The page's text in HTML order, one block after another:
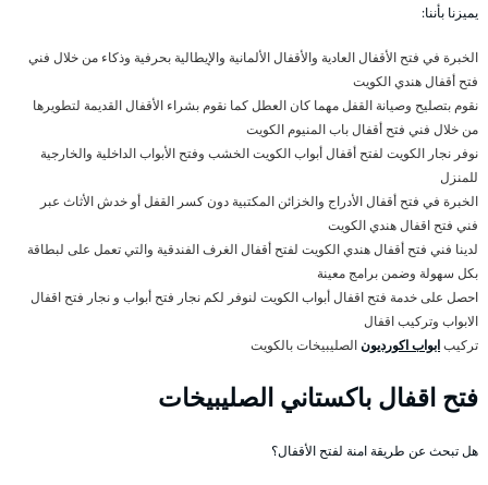
يميزنا بأننا:
الخبرة في فتح الأقفال العادية والأقفال الألمانية والإيطالية بحرفية وذكاء من خلال فني
فتح أقفال هندي الكويت
نقوم بتصليح وصيانة القفل مهما كان العطل كما نقوم بشراء الأقفال القديمة لتطويرها
من خلال فني فتح أقفال باب المنيوم الكويت
نوفر نجار الكويت لفتح أقفال أبواب الكويت الخشب وفتح الأبواب الداخلية والخارجية
للمنزل
الخبرة في فتح أقفال الأدراج والخزائن المكتبية دون كسر القفل أو خدش الأثاث عبر
فني فتح اقفال هندي الكويت
لدينا فني فتح أقفال هندي الكويت لفتح أقفال الغرف الفندقية والتي تعمل على لبطاقة
بكل سهولة وضمن برامج معينة
احصل على خدمة فتح اقفال أبواب الكويت لنوفر لكم نجار فتح أبواب و نجار فتح اقفال
الابواب وتركيب اقفال
تركيبابواب اكورديونالصليبيخات بالكويت
فتح اقفال باكستاني الصليبيخات
هل تبحث عن طريقة امنة لفتح الأقفال؟